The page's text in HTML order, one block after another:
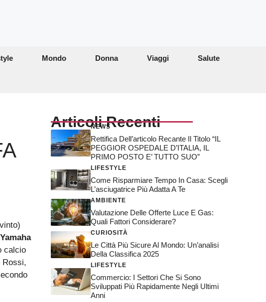
Mondo Donna Viaggi Salute
Yamaha
calcio
Rossi,
Articoli Recenti
NEWS
Rettifica Dell’articolo Recante Il Titolo “IL
PEGGIOR OSPEDALE D’ITALIA, IL
PRIMO POSTO E’ TUTTO SUO”
LIFESTYLE
Come Risparmiare Tempo In Casa: Scegli
L’asciugatrice Più Adatta A Te
AMBIENTE
Valutazione Delle Offerte Luce E Gas:
Quali Fattori Considerare?
CURIOSITÀ
Le Città Più Sicure Al Mondo: Un’analisi
Della Classifica 2025
LIFESTYLE
Commercio: I Settori Che Si Sono
Sviluppati Più Rapidamente Negli Ultimi
Anni